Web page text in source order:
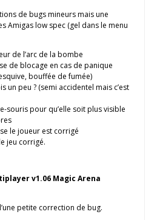
de bugs mineurs mais une
Amigas low spec (gel dans le menu
de l’arc de la bombe
de blocage en cas de panique
bouffée de fumée)
un peu ? (semi accidentel mais c’est
souris pour qu’elle soit plus visible
le joueur est corrigé
jeu corrigé.
v1.06 Magic Arena
petite correction de bug.